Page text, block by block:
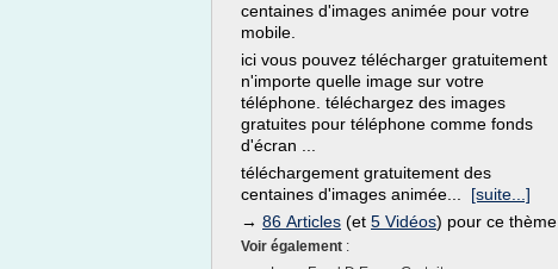
centaines d'images animée pour votre
mobile.
ici vous pouvez télécharger gratuitement
n'importe quelle image sur votre
téléphone. téléchargez des images
gratuites pour téléphone comme fonds
d'écran ...
téléchargement gratuitement des
centaines d'images animée... [suite...]
→ 86 Articles (et 5 Vidéos) pour ce thème
Voir également :